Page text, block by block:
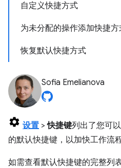
自定义快捷方式
为未分配的操作添加快捷方
恢复默认快捷方式
Sofia Emelianova
设置 >快捷键列出了您可
的默认快捷键，以加快工作流程
如需查看默认快捷键的完整列